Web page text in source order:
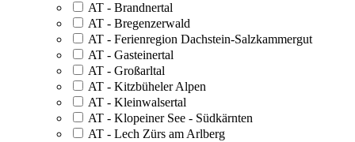
AT - Brandnertal
AT - Bregenzerwald
AT - Ferienregion Dachstein-Salzkammergut
AT - Gasteinertal
AT - Großarltal
AT - Kitzbüheler Alpen
AT - Kleinwalsertal
AT - Klopeiner See - Südkärnten
AT - Lech Zürs am Arlberg